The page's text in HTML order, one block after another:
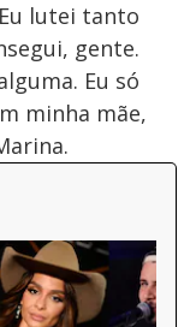
lutei tanto
gente.
Eu só
minha mãe,